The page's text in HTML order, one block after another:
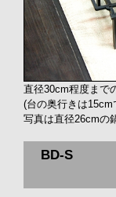
直径30cm程度まで
(台の奥行きは15cm
写真は直径26cmの
BD-S
瓶台